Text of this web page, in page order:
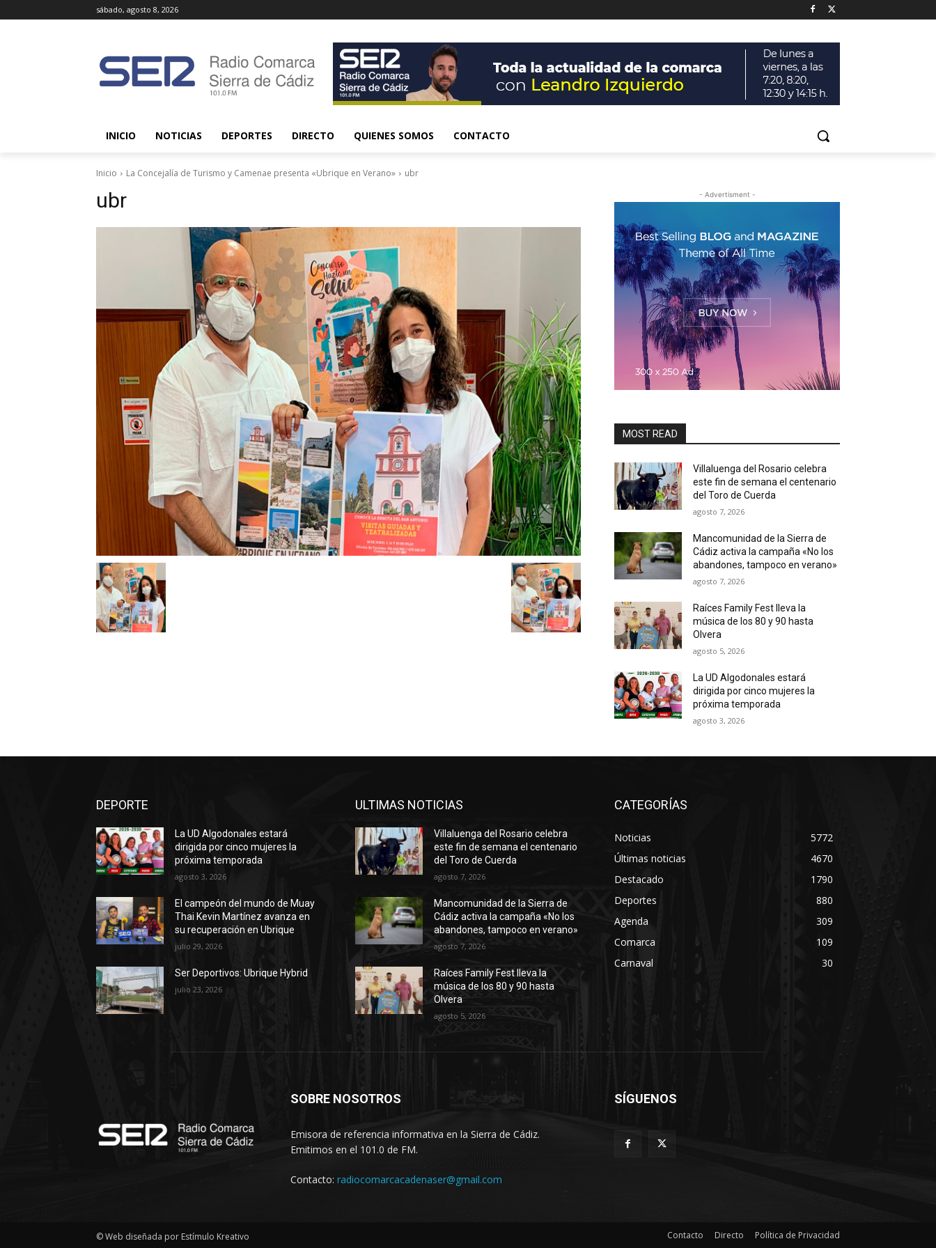
sábado, agosto 8, 2026
INICIO NOTICIAS DEPORTES DIRECTO QUIENES SOMOS CONTACTO
Inicio La Concejalía de Turismo y Camenae presenta «Ubrique en Verano» ubr
ubr - Advertisment -
MOST READ
Villaluenga del Rosario celebra
este fin de semana el centenario
del Toro de Cuerda
agosto 7, 2026
Mancomunidad de la Sierra de
Cádiz activa la campaña «No los
abandones, tampoco en verano»
agosto 7, 2026
Raíces Family Fest lleva la
música de los 80 y 90 hasta
Olvera
agosto 5, 2026
La UD Algodonales estará
dirigida por cinco mujeres la
próxima temporada
agosto 3, 2026
DEPORTE
La UD Algodonales estará
dirigida por cinco mujeres la
próxima temporada
agosto 3, 2026
El campeón del mundo de Muay
Thai Kevin Martínez avanza en
su recuperación en Ubrique
julio 29, 2026
Ser Deportivos: Ubrique Hybrid
julio 23, 2026
ULTIMAS NOTICIAS
Villaluenga del Rosario celebra
este fin de semana el centenario
del Toro de Cuerda
agosto 7, 2026
Mancomunidad de la Sierra de
Cádiz activa la campaña «No los
abandones, tampoco en verano»
agosto 7, 2026
Raíces Family Fest lleva la
música de los 80 y 90 hasta
Olvera
agosto 5, 2026
CATEGORÍAS
Noticias
5772
Últimas noticias
4670
Destacado
1790
Deportes
880
Agenda
309
Comarca
109
Carnaval
30
SOBRE NOSOTROS
Emisora de referencia informativa en la Sierra de Cádiz.
Emitimos en el 101.0 de FM.
Contacto: radiocomarcacadenaser@gmail.com
SÍGUENOS
© Web diseñada por Estímulo Kreativo Contacto Directo Política de Privacidad